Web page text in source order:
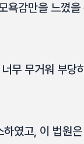
욕감만을 느꼈
무 무거워 부당
였고, 이 법원